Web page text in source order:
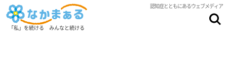
認知症とともにあるウェブメディア
「私」を続ける みんなと続ける